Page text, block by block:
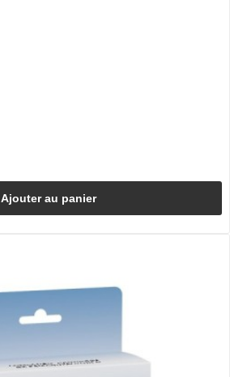
Ajouter au panier